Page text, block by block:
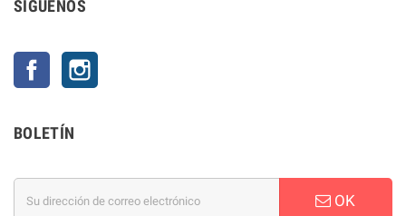
SÍGUENOS
Facebook
BOLETÍN
OK